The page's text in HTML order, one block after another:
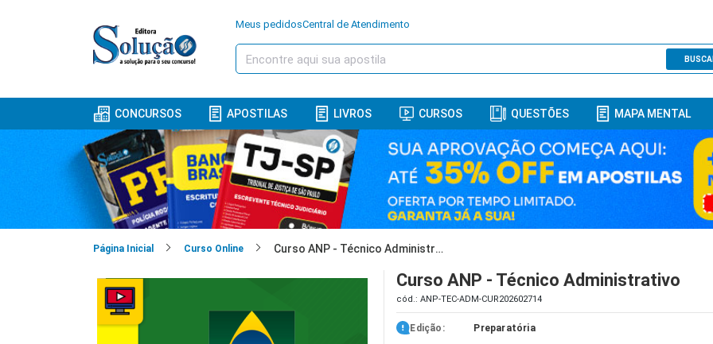
Meus pedidosCentral de Atendimento
CONCURSOS APOSTILAS LIVROS CURSOS QUESTÕES MAPA MENTAL
Página Inicial Curso Online Curso ANP - Técnico Administrativo
Curso ANP - Técnico Administrativo
cód.: ANP-TEC-ADM-CUR202602714
Edição: Preparatória